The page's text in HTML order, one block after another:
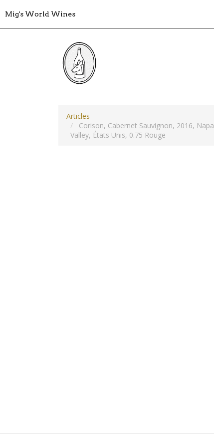
Mig's World Wines
Articles
Corison, Cabernet Sauvignon, 2016, Napa
Valley, États Unis, 0.75 Rouge